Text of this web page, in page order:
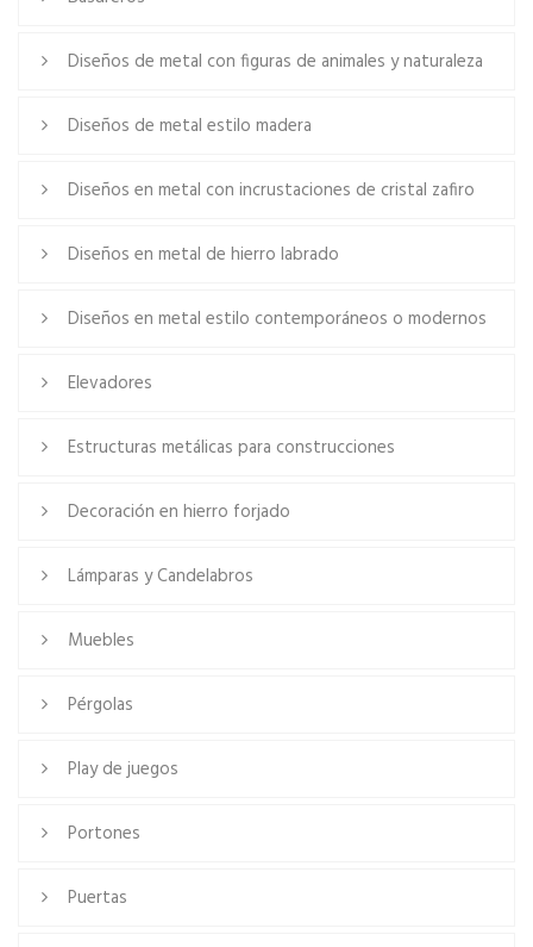
Diseños de metal con figuras de animales y naturaleza
Diseños de metal estilo madera
Diseños en metal con incrustaciones de cristal zafiro
Diseños en metal de hierro labrado
Diseños en metal estilo contemporáneos o modernos
Elevadores
Estructuras metálicas para construcciones
Decoración en hierro forjado
Lámparas y Candelabros
Muebles
Pérgolas
Play de juegos
Portones
Puertas